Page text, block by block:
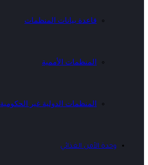
قاعدة بيانات المنظمات
المنظمات الأممية
المنظمات الدولية غير الحكومية
وحدة الأمن الغذائي